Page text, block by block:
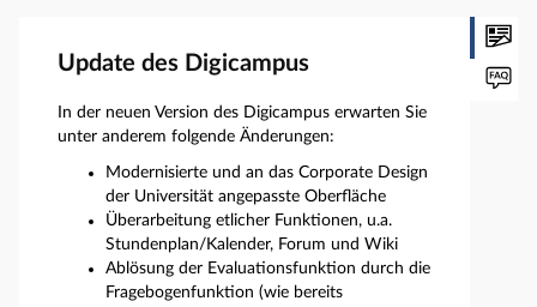
Update des Digicampus
In der neuen Version des Digicampus erwarten Sie
unter anderem folgende Änderungen:
Modernisierte und an das Corporate Design
der Universität angepasste Oberfläche
Überarbeitung etlicher Funktionen, u.a.
Stundenplan/Kalender, Forum und Wiki
Ablösung der Evaluationsfunktion durch die
Fragebogenfunktion (wie bereits